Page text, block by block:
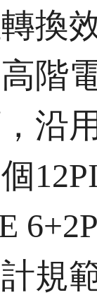
換
階
沿
規